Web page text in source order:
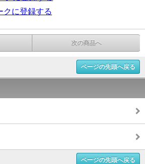
クに登録する
次の商品へ
ページの先頭へ戻る
ページの先頭へ戻る